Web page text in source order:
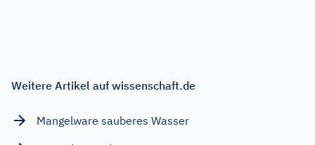
Weitere Artikel auf wissenschaft.de
Mangelware sauberes Wasser